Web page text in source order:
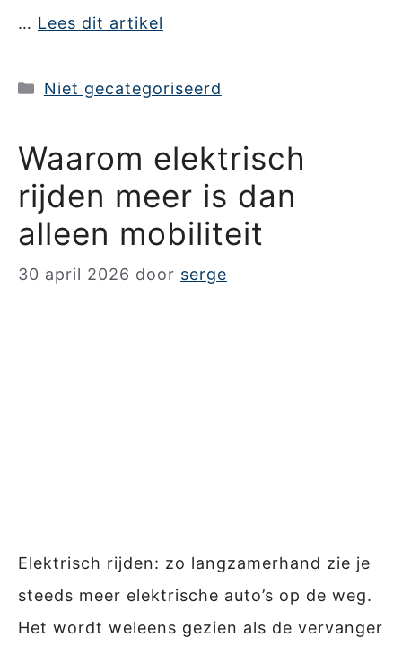
… Lees dit artikel
Categorieën
Niet gecategoriseerd
Waarom elektrisch
rijden meer is dan
alleen mobiliteit
30 april 2026 door serge
Elektrisch rijden: zo langzamerhand zie je
steeds meer elektrische auto’s op de weg.
Het wordt weleens gezien als de vervanger